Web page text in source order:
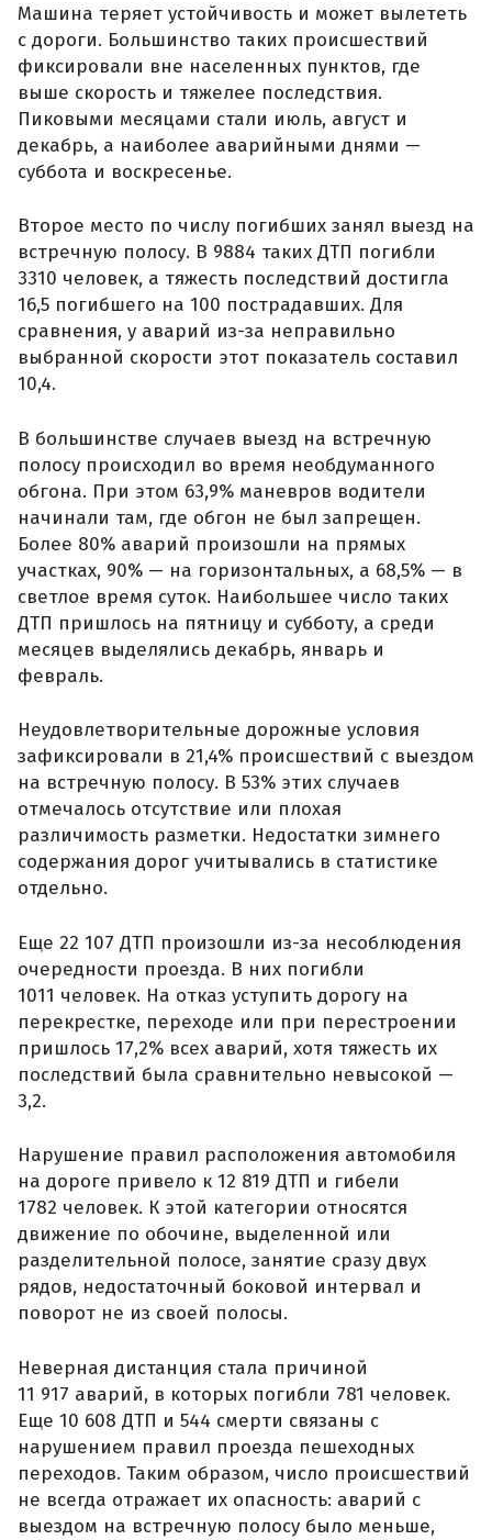
Машина теряет устойчивость и может вылететь
с дороги. Большинство таких происшествий
фиксировали вне населенных пунктов, где
выше скорость и тяжелее последствия.
Пиковыми месяцами стали июль, август и
декабрь, а наиболее аварийными днями —
суббота и воскресенье.
Второе место по числу погибших занял выезд на
встречную полосу. В 9884 таких ДТП погибли
3310 человек, а тяжесть последствий достигла
16,5 погибшего на 100 пострадавших. Для
сравнения, у аварий из-за неправильно
выбранной скорости этот показатель составил
10,4.
В большинстве случаев выезд на встречную
полосу происходил во время необдуманного
обгона. При этом 63,9% маневров водители
начинали там, где обгон не был запрещен.
Более 80% аварий произошли на прямых
участках, 90% — на горизонтальных, а 68,5% — в
светлое время суток. Наибольшее число таких
ДТП пришлось на пятницу и субботу, а среди
месяцев выделялись декабрь, январь и
февраль.
Неудовлетворительные дорожные условия
зафиксировали в 21,4% происшествий с выездом
на встречную полосу. В 53% этих случаев
отмечалось отсутствие или плохая
различимость разметки. Недостатки зимнего
содержания дорог учитывались в статистике
отдельно.
Еще 22 107 ДТП произошли из-за несоблюдения
очередности проезда. В них погибли
1011 человек. На отказ уступить дорогу на
перекрестке, переходе или при перестроении
пришлось 17,2% всех аварий, хотя тяжесть их
последствий была сравнительно невысокой —
3,2.
Нарушение правил расположения автомобиля
на дороге привело к 12 819 ДТП и гибели
1782 человек. К этой категории относятся
движение по обочине, выделенной или
разделительной полосе, занятие сразу двух
рядов, недостаточный боковой интервал и
поворот не из своей полосы.
Неверная дистанция стала причиной
11 917 аварий, в которых погибли 781 человек.
Еще 10 608 ДТП и 544 смерти связаны с
нарушением правил проезда пешеходных
переходов. Таким образом, число происшествий
не всегда отражает их опасность: аварий с
выездом на встречную полосу было меньше,